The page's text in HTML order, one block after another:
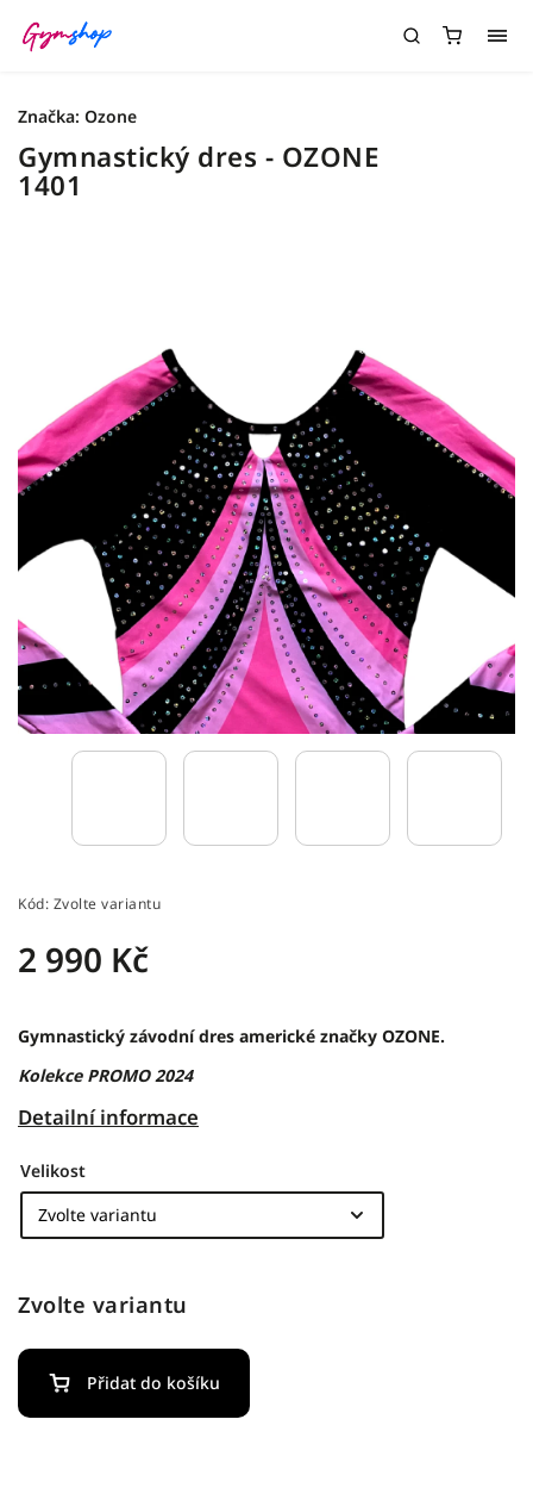
Gymnastický dres - OZONE
1401
Kód: Zvolte variantu
2 990 Kč
Gymnastický závodní dres americké značky OZONE.
Kolekce PROMO 2024
Detailní informace
Značka: Ozone
Velikost
Zvolte variantu
Přidat do košíku